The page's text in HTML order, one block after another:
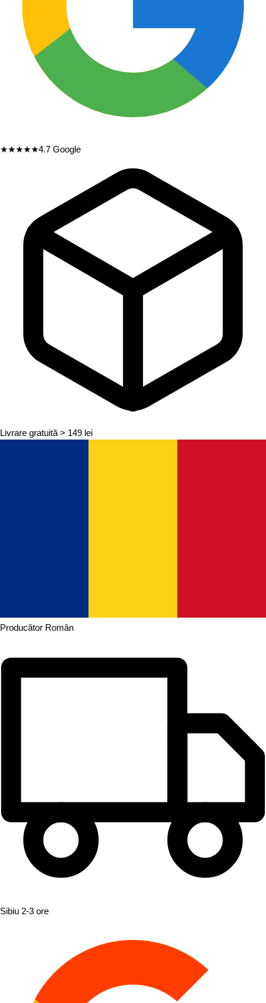
★★★★★4.7 Google
Livrare gratuită > 149 lei
Producător Român
Sibiu 2-3 ore